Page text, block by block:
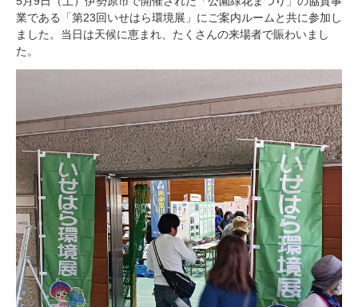
業である「第23回いせはら環境展」にご案内ルームと共に参加し
ました。当日は天候に恵まれ、たくさんの来場者で賑わいまし
た。